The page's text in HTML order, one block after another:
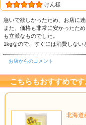
けん様
急いで欲しかったため、お店に
また、価格も非常に安かったた
も立派なものでした。
1kgなので、すぐには消費しない
お店からのコメント
こちらもおすすめです
北海